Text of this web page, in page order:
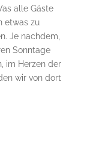
alle Gäste
etwas zu
Je nachdem,
Sonntage
im Herzen der
wir von dort